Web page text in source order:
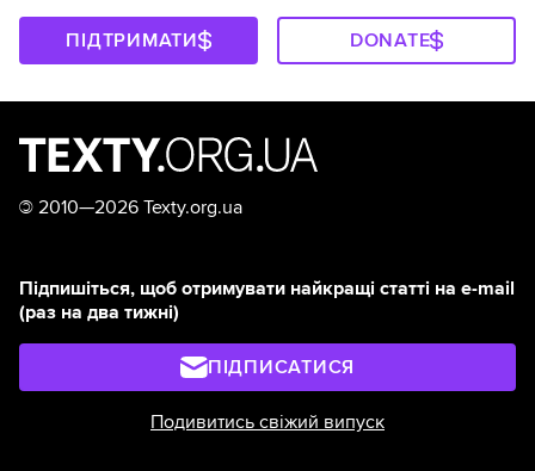
ПІДТРИМАТИ DONATE
© 2010—2026 Texty.org.ua
Підпишіться, щоб отримувати найкращі статті на e-mail
(раз на два тижні)
ПІДПИСАТИСЯ
Подивитись свіжий випуск